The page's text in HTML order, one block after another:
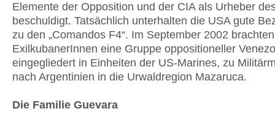
Elemente der Opposition und der CIA als Urheber
beschuldigt. Tatsächlich unterhalten die USA gute
zu den „Comandos F4“. Im September 2002
ExilkubanerInnen eine Gruppe oppositioneller
eingegliedert in Einheiten der US-Marines, zu
nach Argentinien in die Urwaldregion Mazaruca.
Die Familie Guevara